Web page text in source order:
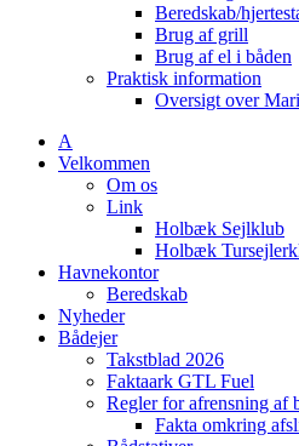
Beredskab/
Brug af grill
Brug af el i båden
Praktisk information
Oversigt over
A
Velkommen
Om os
Link
Holbæk Sejlklub
Holbæk
Havnekontor
Beredskab
Nyheder
Bådejer
Takstblad 2026
Faktaark GTL Fuel
Regler for afrensning af
Fakta omkring